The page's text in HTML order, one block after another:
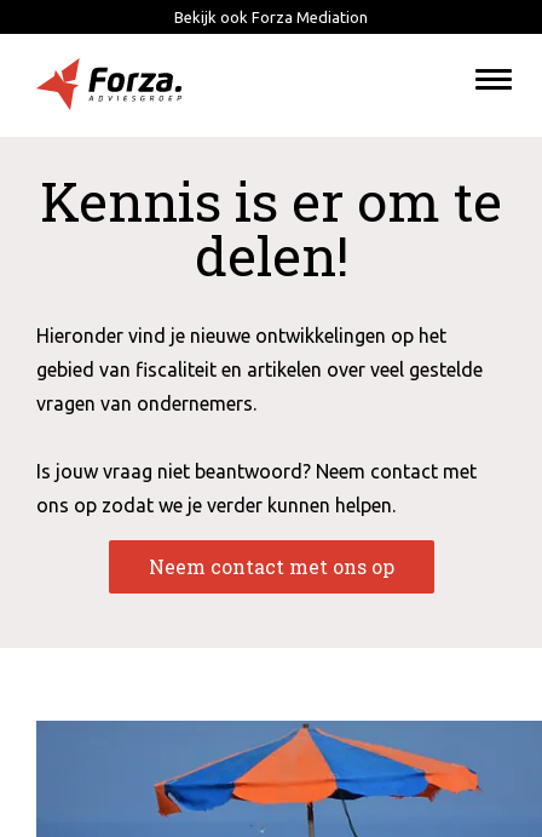
Bekijk ook Forza Mediation
Kennis is er om te
delen!
Hieronder vind je nieuwe ontwikkelingen op het
gebied van fiscaliteit en artikelen over veel gestelde
vragen van ondernemers.
Is jouw vraag niet beantwoord? Neem contact met
ons op zodat we je verder kunnen helpen.
Neem contact met ons op